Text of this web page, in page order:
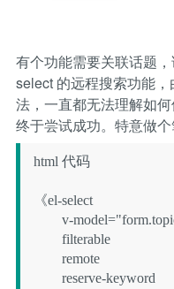
有个功能需要关联话题
select 的远程搜索功能
法，一直都无法理解如
终于尝试成功。特意做个
html 代码
《el-select
v-
filterable
remote
reserve-keyword